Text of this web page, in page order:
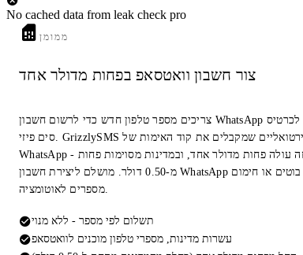
No cached data from leak check pro
ממומן
צור חשבון וואטסאפ בפחות מדולר אחד
צריכים מספר טלפון חדש כדי לרשום חשבון WhatsApp חדש? אינכם זקוקים לכרטיס
סים פיזי. GrizzlySMS משכירה מספרים וירטואליים שמקבלים את קוד האימות של
WhatsApp - ברוב המדינות זה עולה פחות מדולר אחד, ובמדינות מסוימות פחות
מ-0.50 דולר. מושלם ליצירת חשבון WhatsApp נוסף, בדיקת בוטים או חימום
מספרים לאוטומציה.
תשלום לפי מספר - ללא מנוי
עשרות מדינות, מספרי טלפון מוכנים לוואטסאפ